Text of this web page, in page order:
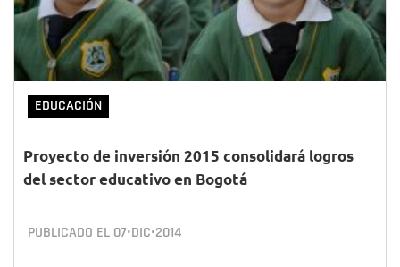
EDUCACIÓN
Proyecto de inversión 2015 consolidará logros
del sector educativo en Bogotá
PUBLICADO EL 07•DIC•2014